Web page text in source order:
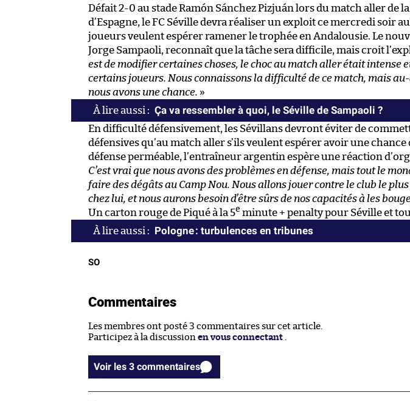
Défait 2-0 au stade Ramón Sánchez Pizjuán lors du match aller de
d’Espagne, le FC Séville devra réaliser un exploit ce mercredi soir
joueurs veulent espérer ramener le trophée en Andalousie. Le
Jorge Sampaoli, reconnaît que la tâche sera difficile, mais croit
est de modifier certaines choses, le choc au match aller était intense
certains joueurs. Nous connaissons la difficulté de ce match, mais
nous avons une chance. »
Ça va ressembler à quoi, le Séville de Sampaoli ?
En difficulté défensivement, les Sévillans devront éviter de
défensives qu’au match aller s’ils veulent espérer avoir une
défense perméable, l’entraîneur argentin espère une réaction
C’est vrai que nous avons des problèmes en défense, mais tout le
faire des dégâts au Camp Nou. Nous allons jouer contre le club le
chez lui, et nous aurons besoin d’être sûrs de nos capacités à les
Un carton rouge de Piqué à la 5e minute + penalty pour Séville et
Pologne : turbulences en tribunes
SO
Commentaires
Les membres ont posté 3 commentaires sur cet article.
Participez à la discussion en vous connectant
Voir les 3 commentaires